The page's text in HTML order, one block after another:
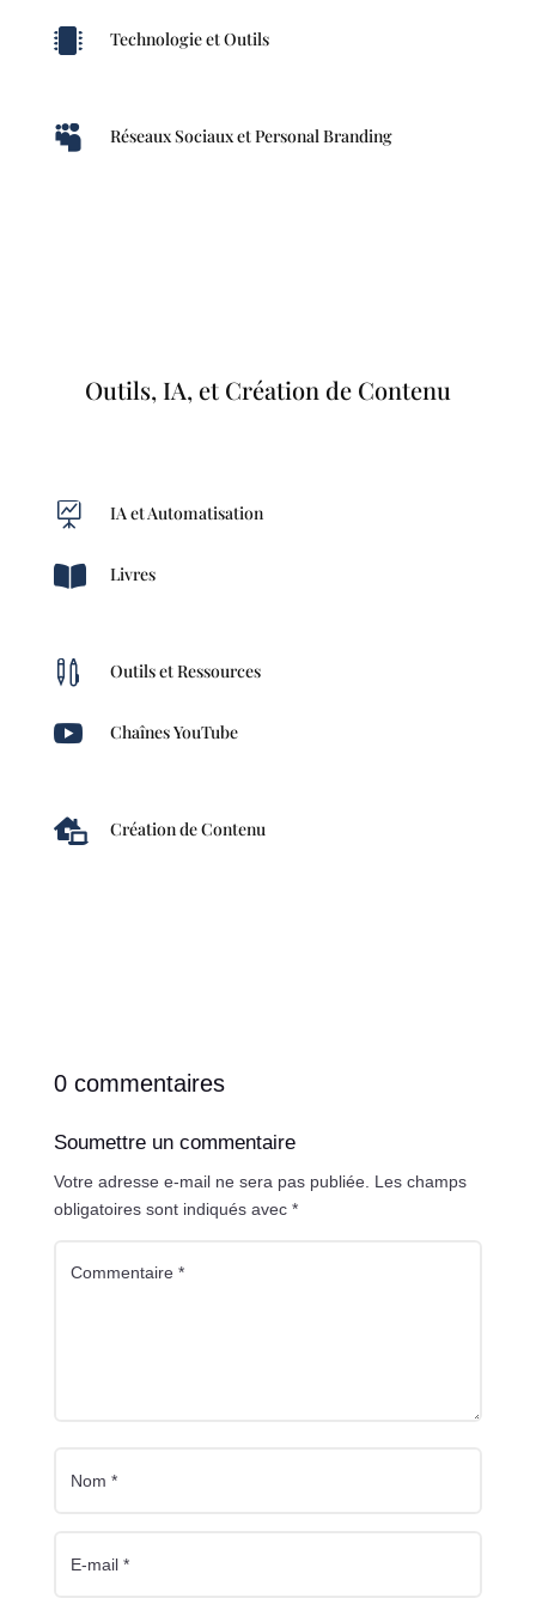
 Technologie et Outils
 Réseaux Sociaux et Personal Branding
Outils, IA, et Création de Contenu
 IA et Automatisation
 Livres
 Outils et Ressources
 Chaînes YouTube
 Création de Contenu
0 commentaires
Soumettre un commentaire
Votre adresse e-mail ne sera pas publiée. Les champs
obligatoires sont indiqués avec *